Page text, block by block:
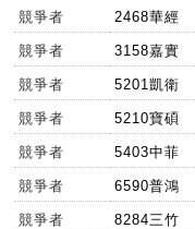
競爭者 2468華經
競爭者 3158嘉實
競爭者 5201凱衛
競爭者 5210寶碩
競爭者 5403中菲
競爭者 6590普鴻
競爭者 8284三竹